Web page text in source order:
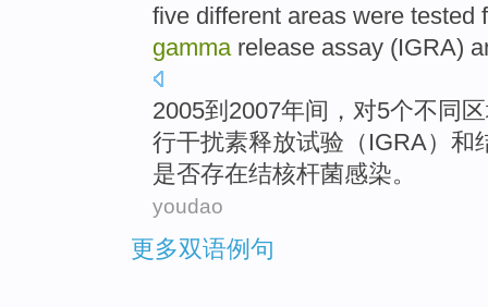
five different areas were tested
gamma release assay (IGRA)
2005到2007年间， 对5个不同
行干扰素释放试验 （ IGRA） 和
是否存在结核杆菌感染。
youdao
更多双语例句